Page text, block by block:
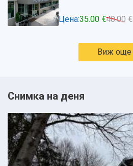
Цена:35.00 €40.00 €
Виж още
Снимка на деня